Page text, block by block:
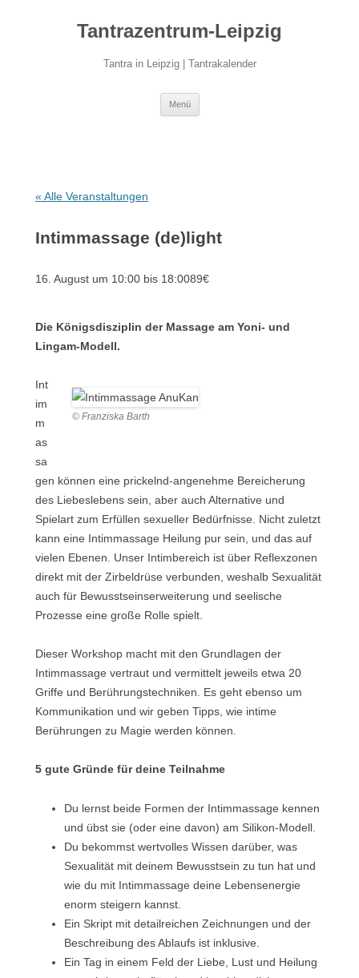
Tantrazentrum-Leipzig
Tantra in Leipzig | Tantrakalender
Menü
« Alle Veranstaltungen
Intimmassage (de)light
16. August um 10:00 bis 18:0089€
Die Königsdisziplin der Massage am Yoni- und
Lingam-Modell.
© Franziska Barth
Int
im
m
as
sa
gen können eine prickelnd-angenehme Bereicherung
des Liebeslebens sein, aber auch Alternative und
Spielart zum Erfüllen sexueller Bedürfnisse. Nicht zuletzt
kann eine Intimmassage Heilung pur sein, und das auf
vielen Ebenen. Unser Intimbereich ist über Reflexzonen
direkt mit der Zirbeldrüse verbunden, weshalb Sexualität
auch für Bewusstseinserweiterung und seelische
Prozesse eine große Rolle spielt.
Dieser Workshop macht mit den Grundlagen der
Intimmassage vertraut und vermittelt jeweils etwa 20
Griffe und Berührungstechniken. Es geht ebenso um
Kommunikation und wir geben Tipps, wie intime
Berührungen zu Magie werden können.
5 gute Gründe für deine Teilnahme
Du lernst beide Formen der Intimmassage kennen
und übst sie (oder eine davon) am Silikon-Modell.
Du bekommst wertvolles Wissen darüber, was
Sexualität mit deinem Bewusstsein zu tun hat und
wie du mit Intimmassage deine Lebensenergie
enorm steigern kannst.
Ein Skript mit detailreichen Zeichnungen und der
Beschreibung des Ablaufs ist inklusive.
Ein Tag in einem Feld der Liebe, Lust und Heilung